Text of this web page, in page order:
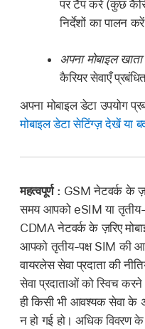
पर टैप करें (कुछ
निर्देशों का पालन
अपना मोबाइल
कैरियर सेवाएँ
अपना मोबाइल डेटा उपयोग
मोबाइल डेटा सेटिंग्ज़ देखें या
महत्वपूर्ण : GSM नेटवर्क के
समय आपको eSIM या
CDMA नेटवर्क के ज़रिए
आपको तृतीय-पक्ष SIM की
वायरलेस सेवा प्रदाता की
सेवा प्रदाताओं को स्विच करने
ही किसी भी आवश्यक सेवा के
न हो गई हो। अधिक विवरण